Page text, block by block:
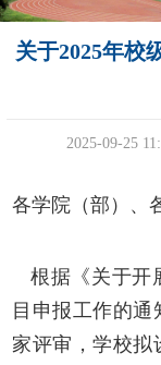
关于2025年校
2025-09-25
各学院（部）、
根据《关于开
目申报工作的
家评审，学校拟